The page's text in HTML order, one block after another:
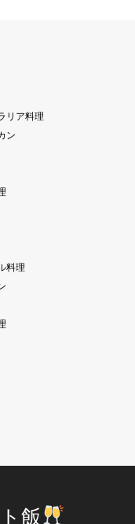
リア料理
ン
料理
飯